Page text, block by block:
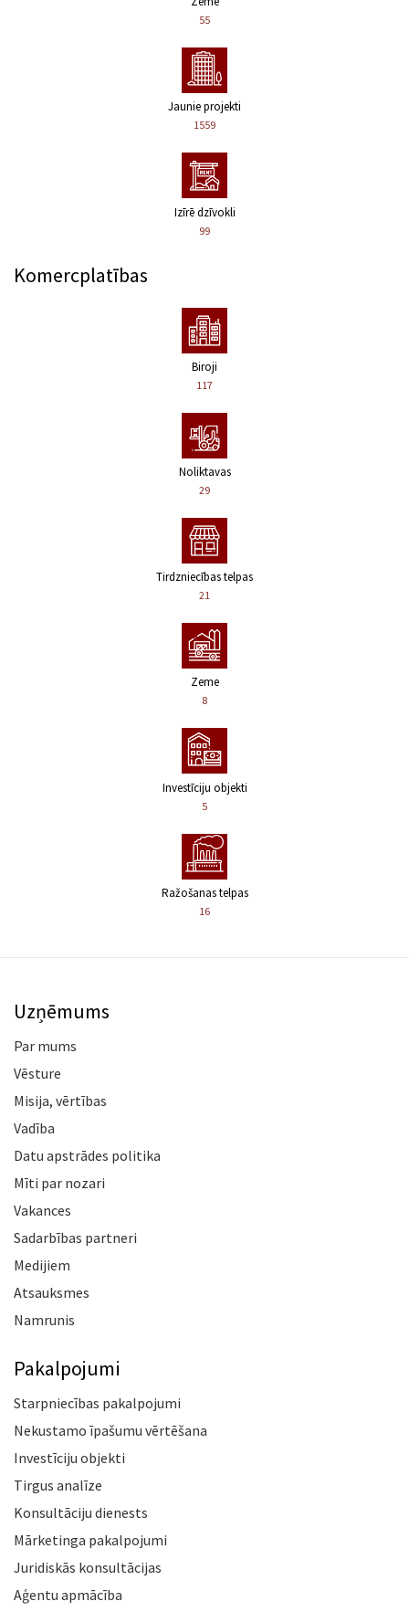
55
Jaunie projekti
1559
Izīrē dzīvokli
99
Komercplatības
Biroji
117
Noliktavas
29
Tirdzniecības telpas
21
Zeme
8
Investīciju objekti
5
Ražošanas telpas
16
Uzņēmums
Par mums
Vēsture
Misija, vērtības
Vadība
Datu apstrādes politika
Mīti par nozari
Vakances
Sadarbības partneri
Medijiem
Atsauksmes
Namrunis
Pakalpojumi
Starpniecības pakalpojumi
Nekustamo īpašumu vērtēšana
Investīciju objekti
Tirgus analīze
Konsultāciju dienests
Mārketinga pakalpojumi
Juridiskās konsultācijas
Aģentu apmācība